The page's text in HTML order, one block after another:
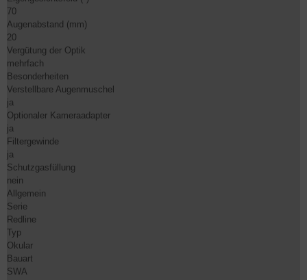
70
Augenabstand (mm)
20
Vergütung der Optik
mehrfach
Besonderheiten
Verstellbare Augenmuschel
ja
Optionaler Kameraadapter
ja
Filtergewinde
ja
Schutzgasfüllung
nein
Allgemein
Serie
Redline
Typ
Okular
Bauart
SWA